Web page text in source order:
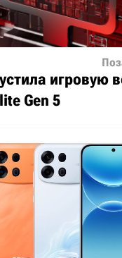
игровую
Gen 5